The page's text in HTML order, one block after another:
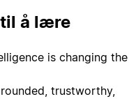
å lære
is changing the
trustworthy,